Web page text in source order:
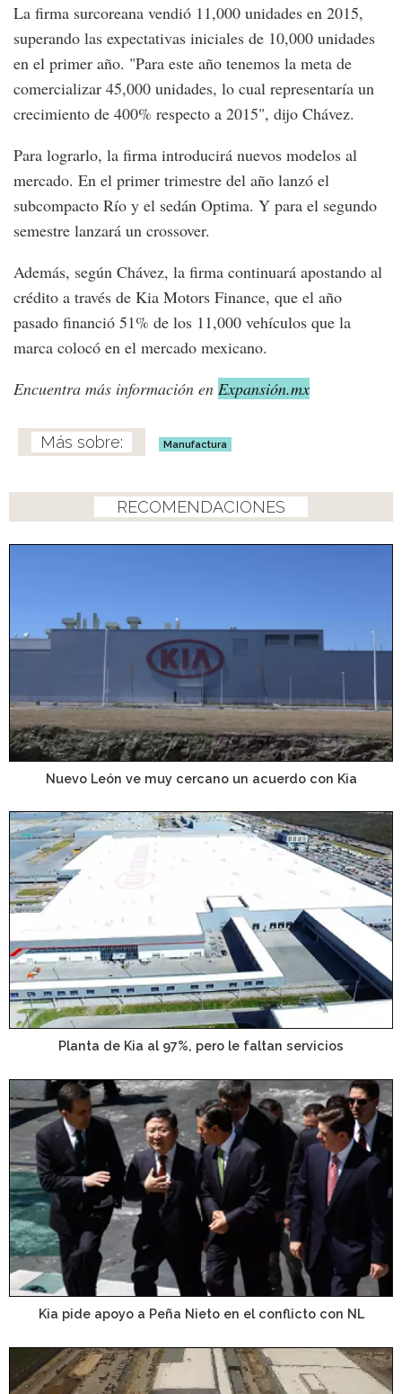
La firma surcoreana vendió 11,000 unidades en 2015,
superando las expectativas iniciales de 10,000 unidades
en el primer año. "Para este año tenemos la meta de
comercializar 45,000 unidades, lo cual representaría un
crecimiento de 400% respecto a 2015", dijo Chávez.
Para lograrlo, la firma introducirá nuevos modelos al
mercado. En el primer trimestre del año lanzó el
subcompacto Río y el sedán Optima. Y para el segundo
semestre lanzará un crossover.
Además, según Chávez, la firma continuará apostando al
crédito a través de Kia Motors Finance, que el año
pasado financió 51% de los 11,000 vehículos que la
marca colocó en el mercado mexicano.
Encuentra más información en Expansión.mx
Manufactura
RECOMENDACIONES
Nuevo León ve muy cercano un acuerdo con Kia
Planta de Kia al 97%, pero le faltan servicios
Kia pide apoyo a Peña Nieto en el conflicto con NL